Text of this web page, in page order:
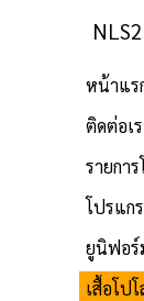
หน้าแร
ติดต่อเ
รายกา
โปรแก
ยูนิฟอร์
เสื้อโปโ